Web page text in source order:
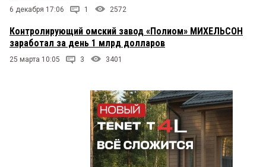
6 декабря 17:06 1 2572
Контролирующий омский завод «Полиом» МИХЕЛЬСОН
заработал за день 1 млрд долларов
25 марта 10:05 3 3401